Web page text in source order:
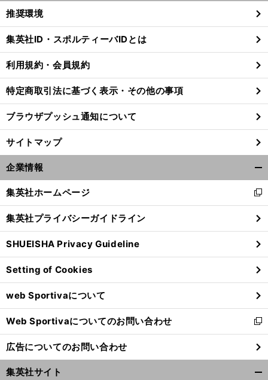
前
閉
る
推奨環境
集英社ID・スポルティーバIDとは
利用規約・会員規約
特定商取引法に基づく表示・その他の事項
ブラウザプッシュ通知について
サイトマップ
企業情報
閉
る
集英社ホームページ
新
し
い
ウ
ィ
ン
ド
ウ
で
開
く
集英社プライバシーガイドライン
SHUEISHA Privacy Guideline
Setting of Cookies
web Sportivaについて
Web Sportivaについてのお問い合わせ
新
し
い
ウ
ィ
広告についてのお問い合わせ
集英社サイト